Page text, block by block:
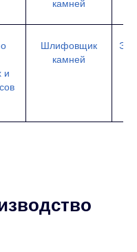
камней
и
Шлифовщик
камней